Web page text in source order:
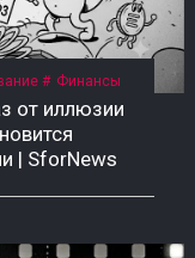
Финансы
от иллюзии
| SforNews